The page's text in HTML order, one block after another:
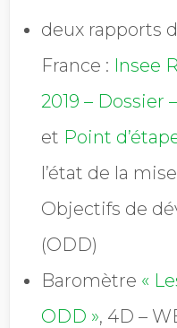
deux rapports
France : Insee
2019 – Dossier
et Point
l’état de la
Objectifs de
(ODD)
Baromètre «
ODD », 4D –